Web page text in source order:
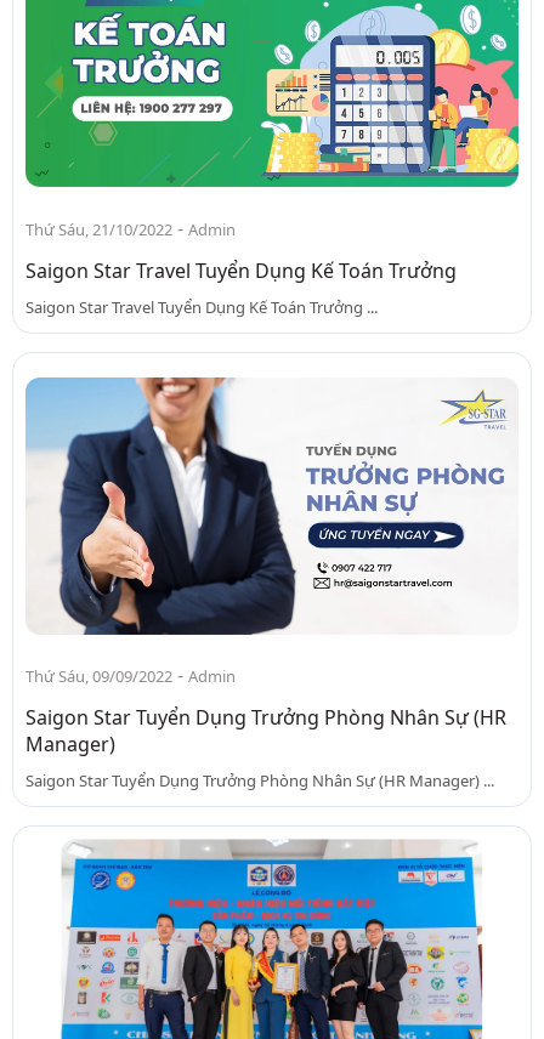
Thứ Sáu, 21/10/2022 - Admin
Saigon Star Travel Tuyển Dụng Kế Toán Trưởng
Saigon Star Travel Tuyển Dụng Kế Toán Trưởng ...
Thứ Sáu, 09/09/2022 - Admin
Saigon Star Tuyển Dụng Trưởng Phòng Nhân Sự (HR
Manager)
Saigon Star Tuyển Dụng Trưởng Phòng Nhân Sự (HR Manager) ...